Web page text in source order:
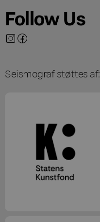
Follow Us
Seismograf støttes af: